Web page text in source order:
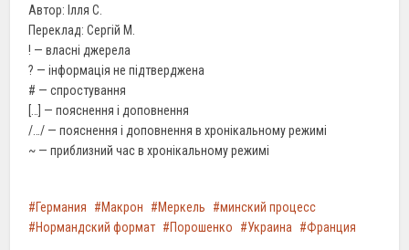
Автор: Ілля С.
Переклад: Сергій М.
! — власні джерела
? — інформація не підтверджена
# — спростування
[…] — пояснення і доповнення
/…/ — пояснення і доповнення в хронікальному режимі
~ — приблизний час в хронікальному режимі
Германия Макрон Меркель
минский процесс
Нормандский формат
Порошенко Украина Франция